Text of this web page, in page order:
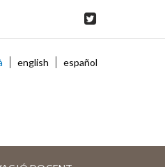
english español